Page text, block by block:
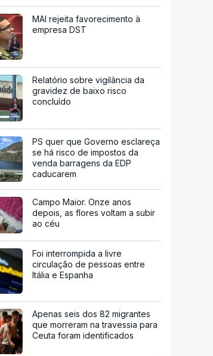
MAI rejeita favorecimento à
empresa DST
Relatório sobre vigilância da
gravidez de baixo risco
concluído
PS quer que Governo esclareça
se há risco de impostos da
venda barragens da EDP
caducarem
Campo Maior. Onze anos
depois, as flores voltam a subir
ao céu
Foi interrompida a livre
circulação de pessoas entre
Itália e Espanha
Apenas seis dos 82 migrantes
que morreram na travessia para
Ceuta foram identificados